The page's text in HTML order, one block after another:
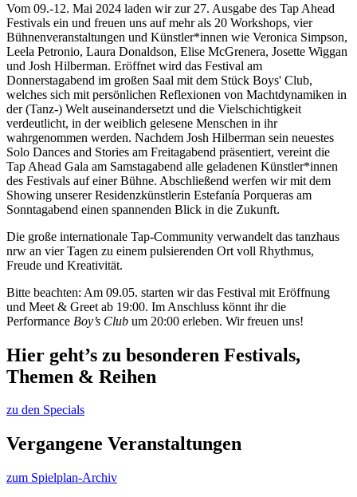
Vom 09.-12. Mai 2024 laden wir zur 27. Ausgabe des Tap Ahead
Festivals ein und freuen uns auf mehr als 20 Workshops, vier
Bühnenveranstaltungen und Künstler*innen wie Veronica Simpson,
Leela Petronio, Laura Donaldson, Elise McGrenera, Josette Wiggan
und Josh Hilberman. Eröffnet wird das Festival am
Donnerstagabend im großen Saal mit dem Stück Boys' Club,
welches sich mit persönlichen Reflexionen von Machtdynamiken in
der (Tanz-) Welt auseinandersetzt und die Vielschichtigkeit
verdeutlicht, in der weiblich gelesene Menschen in ihr
wahrgenommen werden. Nachdem Josh Hilberman sein neuestes
Solo Dances and Stories am Freitagabend präsentiert, vereint die
Tap Ahead Gala am Samstagabend alle geladenen Künstler*innen
des Festivals auf einer Bühne. Abschließend werfen wir mit dem
Showing unserer Residenzkünstlerin Estefanía Porqueras am
Sonntagabend einen spannenden Blick in die Zukunft.
Die große internationale Tap-Community verwandelt das tanzhaus
nrw an vier Tagen zu einem pulsierenden Ort voll Rhythmus,
Freude und Kreativität.
Bitte beachten: Am 09.05. starten wir das Festival mit Eröffnung
und Meet & Greet ab 19:00. Im Anschluss könnt ihr die
Performance Boy’s Club um 20:00 erleben. Wir freuen uns!
Hier geht’s zu besonderen Festivals,
Themen & Reihen
zu den Specials
Vergangene Veranstaltungen
zum Spielplan-Archiv